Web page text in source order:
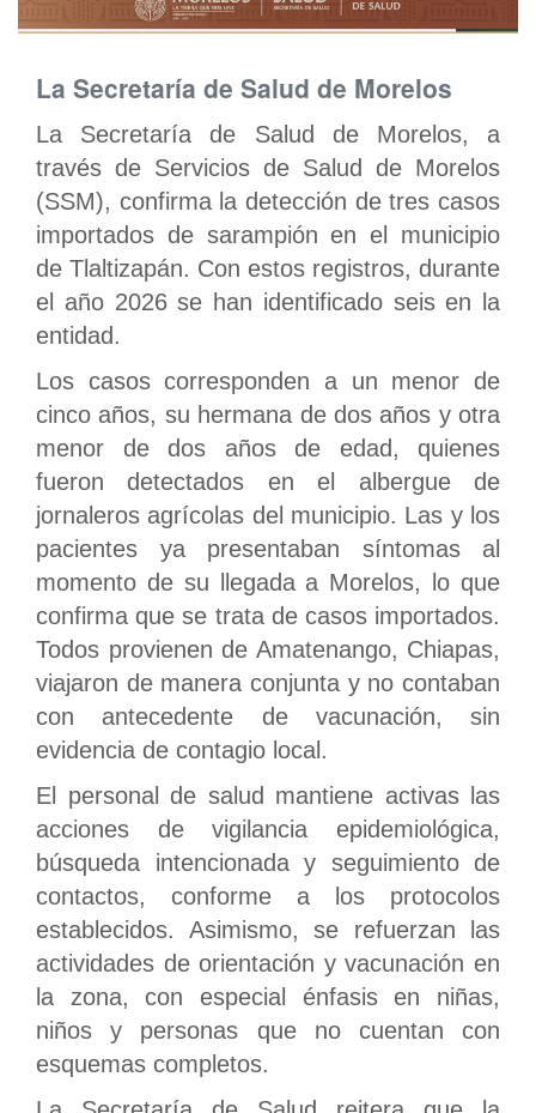
La Secretaría de Salud de Morelos
La Secretaría de Salud de Morelos, a
través de Servicios de Salud de Morelos
(SSM), confirma la detección de tres casos
importados de sarampión en el municipio
de Tlaltizapán. Con estos registros, durante
el año 2026 se han identificado seis en la
entidad.
Los casos corresponden a un menor de
cinco años, su hermana de dos años y otra
menor de dos años de edad, quienes
fueron detectados en el albergue de
jornaleros agrícolas del municipio. Las y los
pacientes ya presentaban síntomas al
momento de su llegada a Morelos, lo que
confirma que se trata de casos importados.
Todos provienen de Amatenango, Chiapas,
viajaron de manera conjunta y no contaban
con antecedente de vacunación, sin
evidencia de contagio local.
El personal de salud mantiene activas las
acciones de vigilancia epidemiológica,
búsqueda intencionada y seguimiento de
contactos, conforme a los protocolos
establecidos. Asimismo, se refuerzan las
actividades de orientación y vacunación en
la zona, con especial énfasis en niñas,
niños y personas que no cuentan con
esquemas completos.